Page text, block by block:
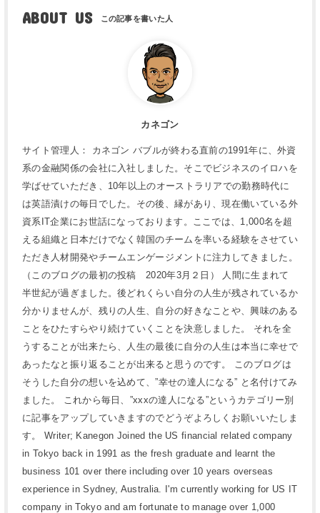
ABOUT US
カネゴン
サイト管理人： カネゴン バブルが終わる直前の1991年に、外資
系の金融関係の会社に入社しました。そこでビジネスのイロハを
学ばせていただき、10年以上のオーストラリアでの勤務時代に
は英語漬けの毎日でした。その後、縁があり、現在働いている外
資系IT企業にお世話になっております。ここでは、1,000名を超
える組織と日本だけでなく韓国のチームを率いる経験をさせてい
ただき人材開発やチームエンゲージメントに注力してきました。
（このブログの最初の投稿 2020年3月２日） 人間に生まれて
半世紀が過ぎました。後どれくらい自分の人生が残されているか
分かりませんが、残りの人生、自分の好きなことや、興味のある
ことをひたすらやり続けていくことを決意しました。 それを全
うすることが出来たら、人生の最後に自分の人生は本当に幸せで
あったなと振り返ることが出来ると思うのです。 このブログは
そうした自分の想いを込めて、”幸せの達人になる” と名付けてみ
ました。 これから毎日、”xxxの達人になる”というカテゴリー別
に記事をアップしていきますのでどうぞよろしくお願いいたしま
す。 Writer; Kanegon Joined the US financial related company
in Tokyo back in 1991 as the fresh graduate and learnt the
business 101 over there including over 10 years overseas
experience in Sydney, Australia. I'm currently working for US IT
company in Tokyo and am fortunate to manage over 1,000